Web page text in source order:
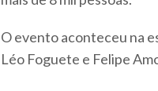
O evento aconteceu na
Léo Foguete e Felipe